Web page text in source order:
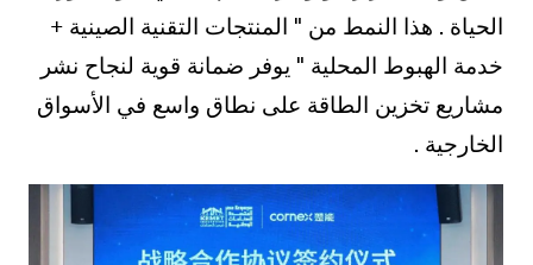
الحياة . هذا النمط من " المنتجات التقنية الصينية +
خدمة الهبوط المحلية " يوفر ضمانة قوية لنجاح نشر
مشاريع تخزين الطاقة على نطاق واسع في الأسواق
الخارجية .